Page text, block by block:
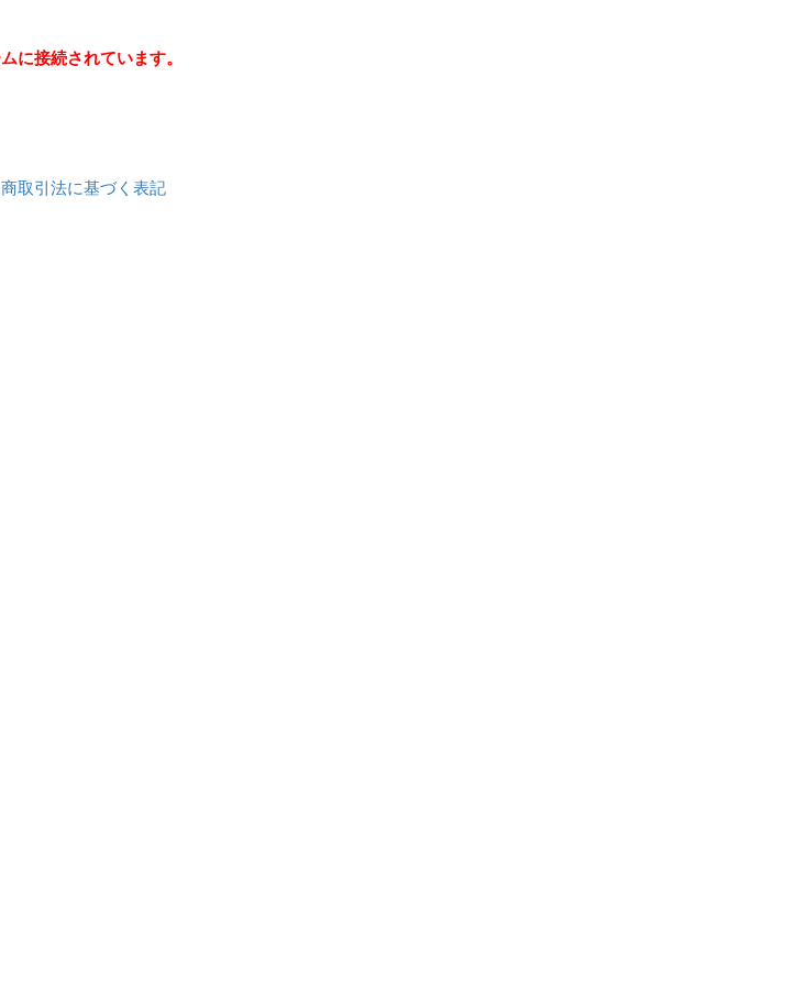
に接続されています。
取引法に基づく表記